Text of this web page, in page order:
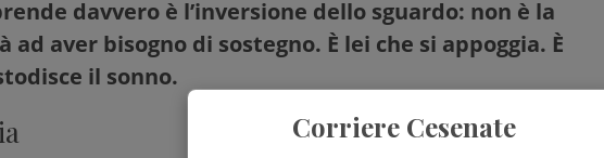
davvero è l’inversione dello sguardo: non è la
aver bisogno di sostegno. È lei che si appoggia. È
il sonno.
Corriere Cesenate